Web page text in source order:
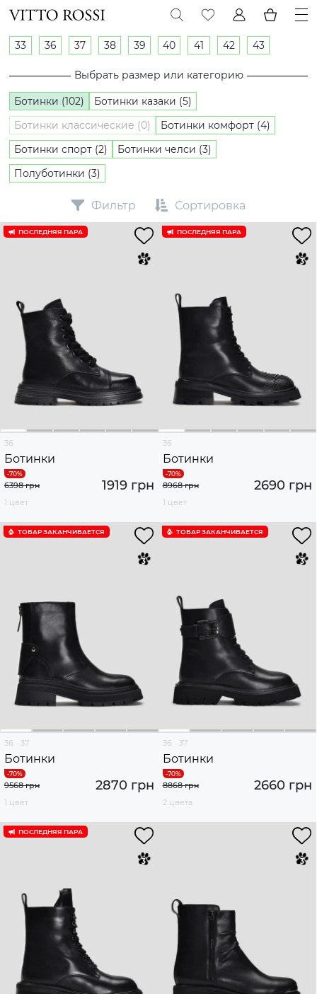
33 36 37 38 39 40 41 42 43
Выбрать размер или категорию
Ботинки (102)
Ботинки казаки (5)
Ботинки классические (0)
Ботинки комфорт (4)
Ботинки спорт (2)
Ботинки челси (3)
Полуботинки (3)
Фильтр Сортировка
ПОСЛЕДНЯЯ ПАРА
36
Ботинки
1919 грн
6398 грн
1 цвет
ПОСЛЕДНЯЯ ПАРА
36
Ботинки
2690 грн
8968 грн
1 цвет
ТОВАР ЗАКАНЧИВАЕТСЯ
36 37
Ботинки
2870 грн
9568 грн
1 цвет
ТОВАР ЗАКАНЧИВАЕТСЯ
36 37
Ботинки
2660 грн
8868 грн
2 цвета
ПОСЛЕДНЯЯ ПАРА